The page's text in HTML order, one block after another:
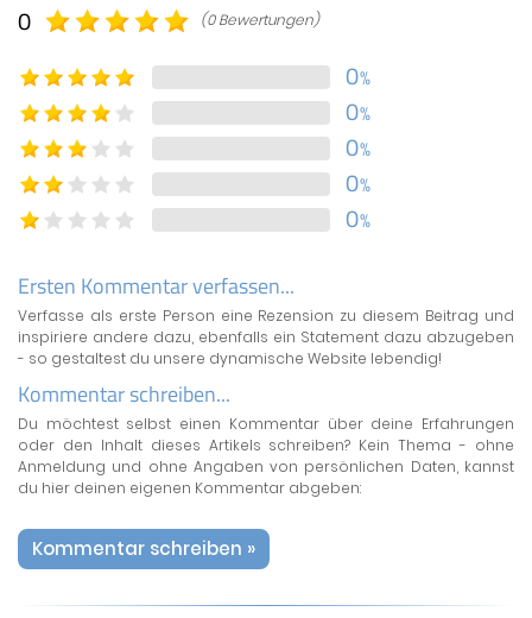
0 (0 Bewertungen)
0%
0%
0%
0%
0%
Ersten Kommentar verfassen...
Verfasse als erste Person eine Rezension zu diesem Beitrag und
inspiriere andere dazu, ebenfalls ein Statement dazu abzugeben
- so gestaltest du unsere dynamische Website lebendig!
Kommentar schreiben...
Du möchtest selbst einen Kommentar über deine Erfahrungen
oder den Inhalt dieses Artikels schreiben? Kein Thema - ohne
Anmeldung und ohne Angaben von persönlichen Daten, kannst
du hier deinen eigenen Kommentar abgeben:
Kommentar schreiben »